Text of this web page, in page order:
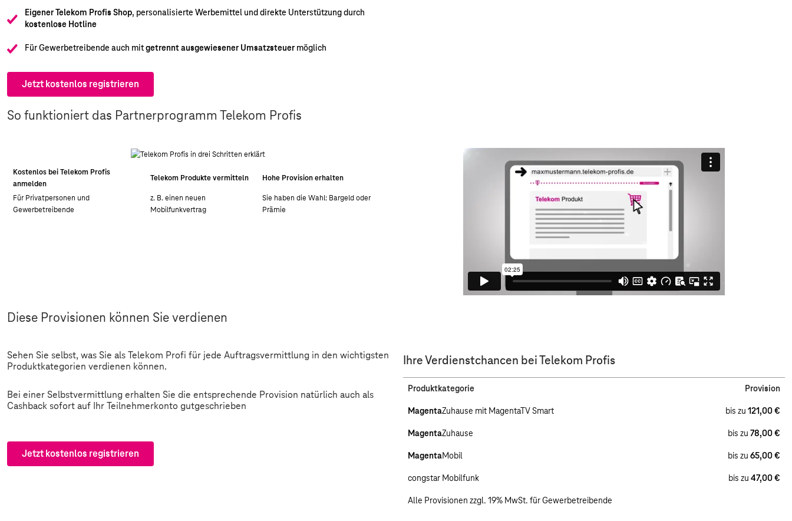
Eigener Telekom Profis Shop, personalisierte Werbemittel und direkte Unterstützung durch
kostenlose Hotline
Für Gewerbetreibende auch mitgetrennt ausgewiesener Umsatzsteuer möglich
Jetzt kostenlos registrieren
So funktioniert das Partnerprogramm Telekom Profis
Kostenlos bei Telekom Profis
anmelden
Telekom Produkte vermitteln Hohe Provision erhalten
Für Privatpersonen und
Gewerbetreibende
z. B. einen neuen
Mobilfunkvertrag
Sie haben die Wahl: Bargeld oder
Prämie
Diese Provisionen können Sie verdienen
Sehen Sie selbst, was Sie als Telekom Profi für jede Auftragsvermittlung in den wichtigsten
Produktkategorien verdienen können.
Bei einer Selbstvermittlung erhalten Sie die entsprechende Provision natürlich auch als
Cashback sofort auf Ihr Teilnehmerkonto gutgeschrieben
Jetzt kostenlos registrieren
Ihre Verdienstchancen bei Telekom Profis
Produktkategorie Provision
MagentaZuhause mit MagentaTV Smart bis zu 121,00 €
MagentaZuhause bis zu 78,00 €
MagentaMobil bis zu 65,00 €
congstar Mobilfunk bis zu 47,00 €
Alle Provisionen zzgl. 19% MwSt. für Gewerbetreibende